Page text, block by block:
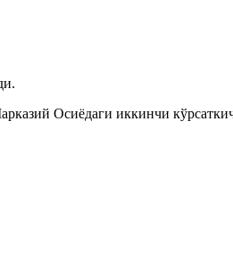
Осиёдаги иккинчи